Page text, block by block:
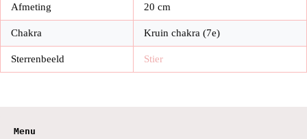
Afmeting 20 cm
Chakra Kruin chakra (7e)
Sterrenbeeld Stier
Menu